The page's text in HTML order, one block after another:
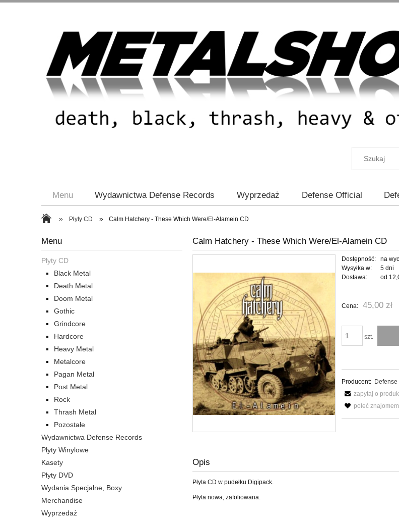
Menu Wydawnictwa Defense Records Wyprzedaż Defense Official
» Płyty CD » Calm Hatchery - These Which Were/El-Alamein CD
Menu
Płyty CD
Black Metal
Death Metal
Doom Metal
Gothic
Grindcore
Hardcore
Heavy Metal
Metalcore
Pagan Metal
Post Metal
Rock
Thrash Metal
Pozostałe
Wydawnictwa Defense Records
Płyty Winylowe
Kasety
Płyty DVD
Wydania Specjalne, Boxy
Merchandise
Wyprzedaż
Calm Hatchery - These Which Were/El-Alamein CD
Dostępność:
na
Wysyłka w:
5 dni
Dostawa:
od
płatności
Cena: 45,00 zł
szt.
Producent:
zapytaj o
poleć
Opis
Płyta CD w pudełku Digipack.
Płyta nowa, zafoliowana.